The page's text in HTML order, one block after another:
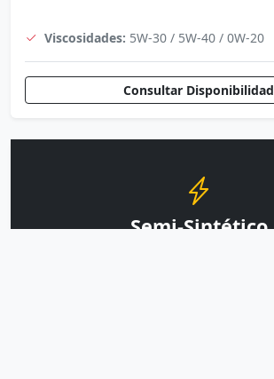
Viscosidades: 5W-30 / 5W-40 / 0W-20
Consultar Disponibilidad
Semi-Sintético